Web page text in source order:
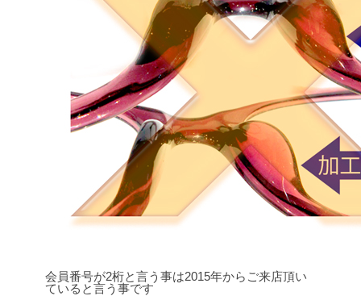
会員番号が2桁と言う事は2015年からご来店頂い
ていると言う事です